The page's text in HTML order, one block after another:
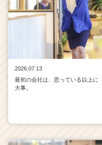
2026.07.13
最初の会社は、思っている以上に
大事。